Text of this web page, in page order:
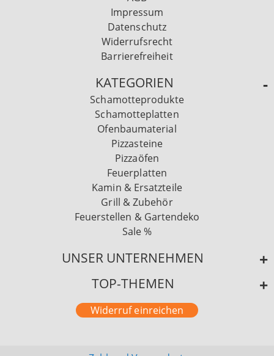
Impressum
Datenschutz
Widerrufsrecht
Barrierefreiheit
KATEGORIEN
Schamotteprodukte
Schamotteplatten
Ofenbaumaterial
Pizzasteine
Pizzaöfen
Feuerplatten
Kamin & Ersatzteile
Grill & Zubehör
Feuerstellen & Gartendeko
Sale %
UNSER UNTERNEHMEN
TOP-THEMEN
Widerruf einreichen